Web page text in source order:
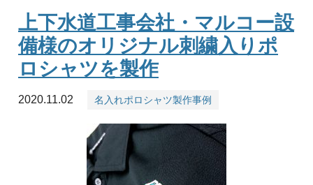
上下水道工事会社・マルコー設
備様のオリジナル刺繍入りポ
ロシャツを製作
2020.11.02 名入れポロシャツ製作事例